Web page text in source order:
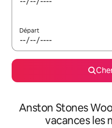
Départ
Anston Stones
vacances les